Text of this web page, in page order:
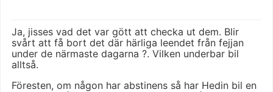
Ja, jisses vad det var gött att checka ut dem. Blir
svårt att få bort det där härliga leendet från fejjan
under de närmaste dagarna ?. Vilken underbar bil
alltså.
Föresten, om någon har abstinens så har Hedin bil en